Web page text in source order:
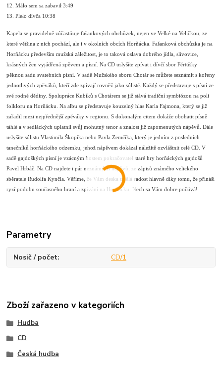
12. Máło sem sa zabavił 3:49
13. Pleło dívča 10:38
Kapela se pravidelně zúčastňuje fašankových obchůzek, nejen ve Velké na Veličkou, ze
které většina z nich pochází, ale i v okolních obcích Horňácka. Fašanková obchůzka je na
Horňácku především mužská záležitost, je to taková oslava dobrého jídla, slivovice,
krásných žen vyjádřená zpěvem a písní. Na CD uslyšíte zpívat i dívčí sbor Fěrtúšky
pěknou sadu svatebních písní. V sadě Mužského sboru Chotár se můžete seznámit s kořeny
jednotlivých zpěváků, kteří zde zpívají rovněž jako sólisté. Každý se představuje s písní ze
své rodné dědiny. Spolupráce Kubíků s Chotárem se již stává tradiční symbiózou na poli
folkloru na Horňácku. Na albu se představuje kouzelný hlas Karla Fajmona, který se již
zařadil mezi nejpřednější zpěváky v regionu. S dokonalým citem dokáže obohatit písně
táhlé a v sedláckých uplatnil svůj mohutný tenor a znalost již zapomenutých nápěvů. Dále
uslyšíte sólistu Vlastimila Škopíka nebo Pavla Zemčíka, který je jedním z posledních
tanečníků horňáckého odzemku, jehož nápěvem dokázal náležitě ozvláštnit celé CD. V
sadě gajdoškých písní je vzácným hostem pokračovatel staré hry horňáckých gajdošů
Pavel Hrbáč. Na CD najdete i pár neznámých nápěvů, ze zápisů známého velického
sběratele Rudolfa Kynčla. Věříme, že Vám deska udělá radost hlavně díky tomu, že přináší
ryzí podobu současného hraní a zpívání na Horňácku. Nech sa Vám dobre počúvá!
Parametry
Nosič / počet CD/1
Zboží zařazeno v kategoriích
Hudba
CD
Česká hudba